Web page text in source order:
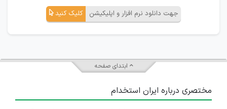
جهت دانلود نرم افزار و اپلیکیشن کلیک کنید
ابتدای صفحه
مختصری درباره ایران استخدام